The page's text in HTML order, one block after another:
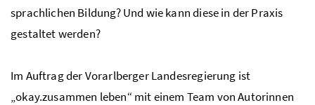
sprachlichen Bildung? Und wie kann diese in der Praxis
gestaltet werden?
Im Auftrag der Vorarlberger Landesregierung ist
„okay.zusammen leben“ mit einem Team von Autorinnen